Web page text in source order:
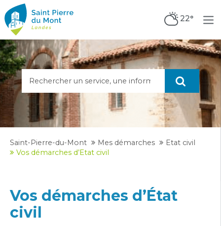
22°
Saint-Pierre-du-Mont Mes démarches
Etat civil
Vos démarches d’Etat civil
Vos démarches d’État
civil